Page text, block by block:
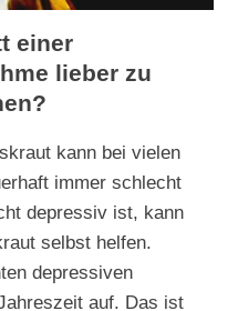
einer
lieber zu
kann bei vielen
immer schlecht
depressiv ist, kann
selbst helfen.
depressiven
auf. Das ist